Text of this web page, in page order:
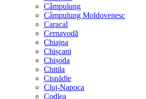
Câmpulung
Câmpulung Moldovenesc
Caracal
Cernavodă
Chiajna
Chișcani
Chișoda
Chitila
Cisnădie
Cluj-Napoca
Codlea